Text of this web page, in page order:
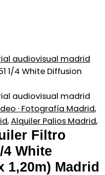
· Fotografía Madrid,
,Alquiler Palios Madrid,
Filtro
White
1,20m) Madrid